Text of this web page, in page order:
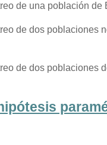
de una población de
de dos
de dos